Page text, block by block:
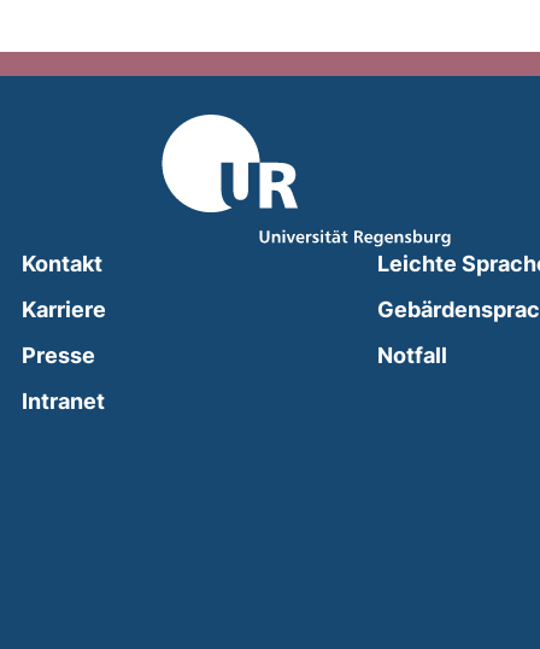
Kontakt
Karriere
Presse
Intranet(external link, opens in a new window)
Leichte
Notfall